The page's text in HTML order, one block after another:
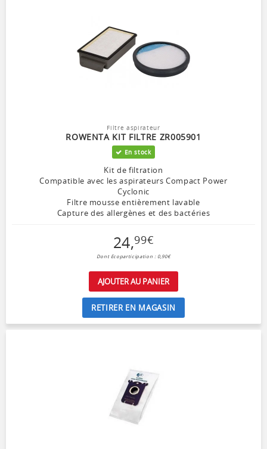
Filtre aspirateur
ROWENTA KIT FILTRE ZR005901
En stock
Kit de filtration
Compatible avec les aspirateurs Compact Power
Cyclonic
Filtre mousse entièrement lavable
Capture des allergènes et des bactéries
24,99€
Dont Ecoparticipation : 0,90€
AJOUTER AU PANIER
RETIRER EN MAGASIN